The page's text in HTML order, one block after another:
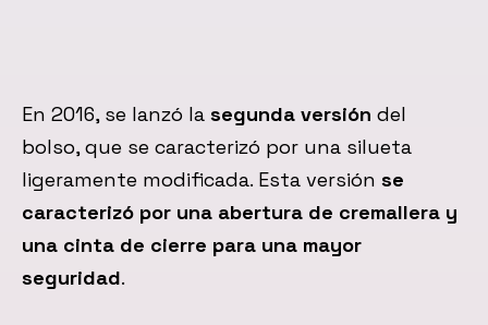
En 2016, se lanzó la segunda versión del
bolso, que se caracterizó por una silueta
ligeramente modificada. Esta versión se
caracterizó por una abertura de cremallera y
una cinta de cierre para una mayor
seguridad.